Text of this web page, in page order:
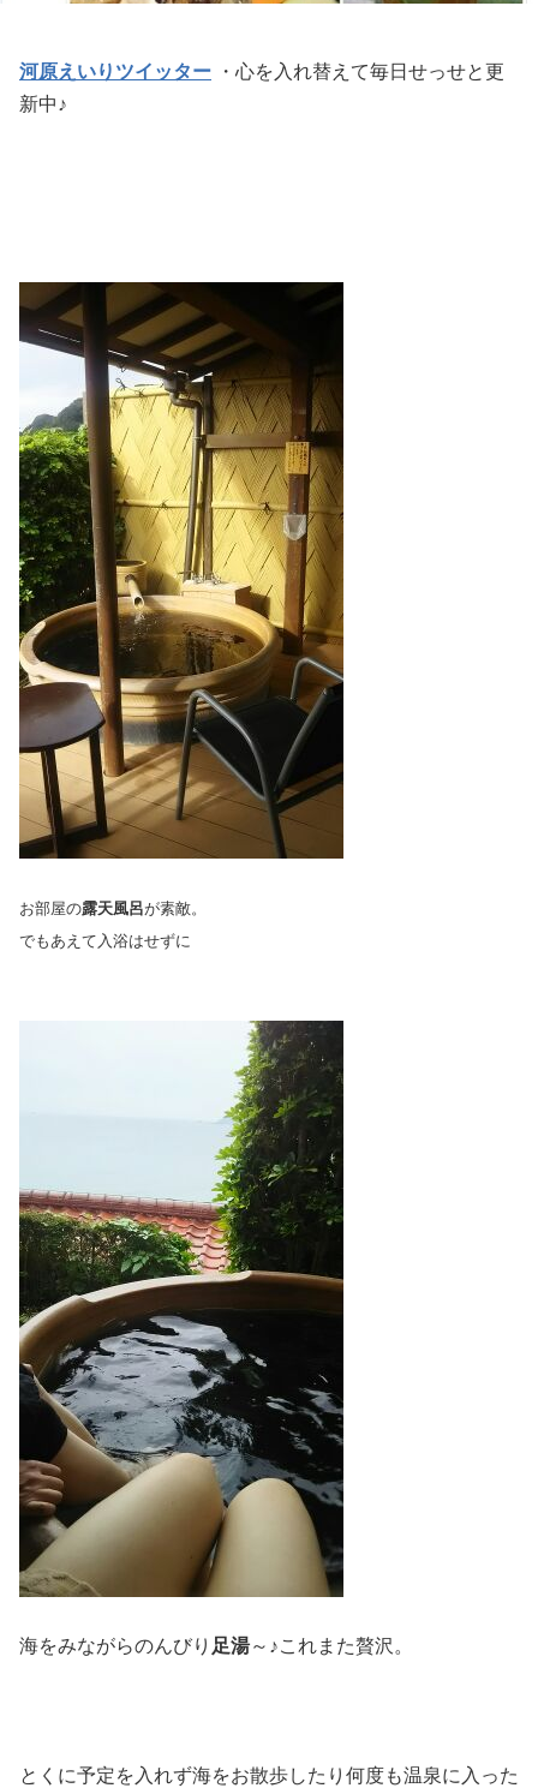
河原えいりツイッター ・心を入れ替えて毎日せっせと更
新中♪
お部屋の露天風呂が素敵。
でもあえて入浴はせずに
海をみながらのんびり 足湯～♪これまた贅沢。
とくに予定を入れず海をお散歩したり何度も温泉に入った